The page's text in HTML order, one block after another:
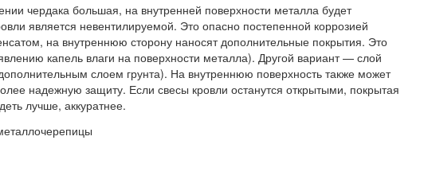
чердака большая, на внутренней поверхности металла будет
является невентилируемой. Это опасно постепенной коррозией
на внутреннюю сторону наносят дополнительные покрытия. Это
капель влаги на поверхности металла). Другой вариант — слой
слоем грунта). На внутреннюю поверхность также может
надежную защиту. Если свесы кровли останутся открытыми, покрытая
лучше, аккуратнее.